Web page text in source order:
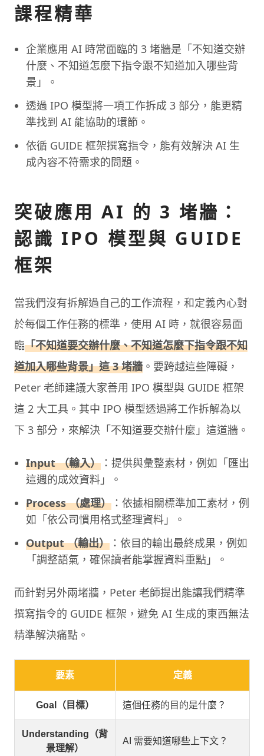
課程精華
企業應用 AI 時常面臨的 3 堵牆是「不知道交辦
什麼、不知道怎麼下指令跟不知道加入哪些背
景」。
透過 IPO 模型將一項工作拆成 3 部分，能更精
準找到 AI 能協助的環節。
依循 GUIDE 框架撰寫指令，能有效解決 AI 生
成內容不符需求的問題。
突破應用 AI 的 3 堵牆：
認識 IPO 模型與 GUIDE
框架
當我們沒有拆解過自己的工作流程，和定義內心對
於每個工作任務的標準，使用 AI 時，就很容易面
臨「不知道要交辦什麼、不知道怎麼下指令跟不知
道加入哪些背景」這 3 堵牆 。要跨越這些障礙，
Peter 老師建議大家善用 IPO 模型與 GUIDE 框架
這 2 大工具。其中 IPO 模型透過將工作拆解為以
下 3 部分，來解決「不知道要交辦什麼」這道牆。
Input （輸入） ：提供與彙整素材，例如「匯出
這週的成效資料」。
Process （處理） ：依據相關標準加工素材，例
如「依公司慣用格式整理資料」。
Output （輸出） ：依目的輸出最終成果，例如
「調整語氣，確保讀者能掌握資料重點」。
而針對另外兩堵牆，Peter 老師提出能讓我們精準
撰寫指令的 GUIDE 框架，避免 AI 生成的東西無法
精準解決痛點。
要素 定義
Goal（目標） 這個任務的目的是什麼？
Understanding（背
景理解）
AI 需要知道哪些上下文？